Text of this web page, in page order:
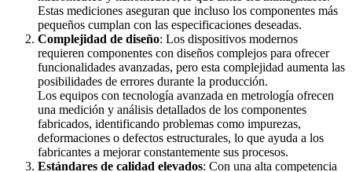
Estas mediciones aseguran que incluso los componentes más
pequeños cumplan con las especificaciones deseadas.
Complejidad de diseño: Los dispositivos modernos
requieren componentes con diseños complejos para ofrecer
funcionalidades avanzadas, pero esta complejidad aumenta las
posibilidades de errores durante la producción.
Los equipos con tecnología avanzada en metrología ofrecen
una medición y análisis detallados de los componentes
fabricados, identificando problemas como impurezas,
deformaciones o defectos estructurales, lo que ayuda a los
fabricantes a mejorar constantemente sus procesos.
Estándares de calidad elevados: Con una alta competencia